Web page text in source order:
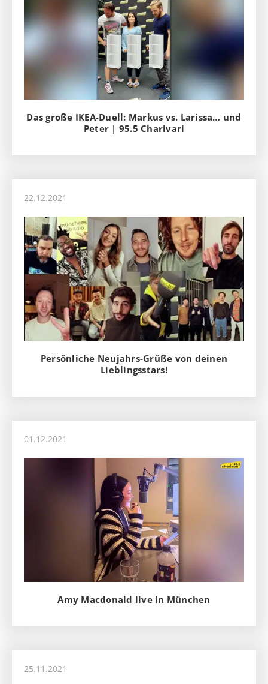
Das große IKEA-Duell: Markus vs. Larissa… und
Peter | 95.5 Charivari
22.12.2021
Persönliche Neujahrs-Grüße von deinen
Lieblingsstars!
01.12.2021
Amy Macdonald live in München
25.11.2021